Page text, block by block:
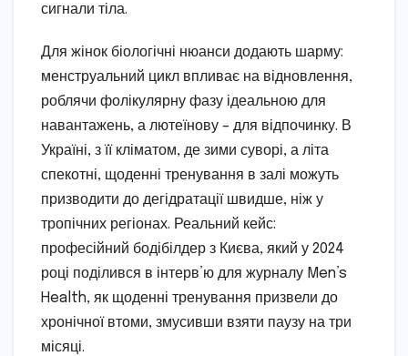
сигнали тіла.
Для жінок біологічні нюанси додають шарму:
менструальний цикл впливає на відновлення,
роблячи фолікулярну фазу ідеальною для
навантажень, а лютеїнову – для відпочинку. В
Україні, з її кліматом, де зими суворі, а літа
спекотні, щоденні тренування в залі можуть
призводити до дегідратації швидше, ніж у
тропічних регіонах. Реальний кейс:
професійний бодібілдер з Києва, який у 2024
році поділився в інтерв’ю для журналу Men’s
Health, як щоденні тренування призвели до
хронічної втоми, змусивши взяти паузу на три
місяці.